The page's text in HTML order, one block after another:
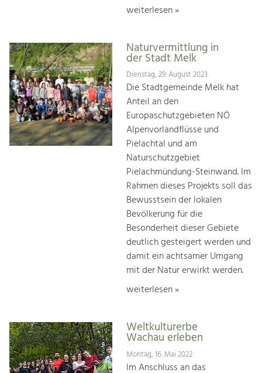
weiterlesen »
Naturvermittlung in
der Stadt Melk
Dienstag, 29. August 2023
Die Stadtgemeinde Melk hat
Anteil an den
Europaschutzgebieten NÖ
Alpenvorlandflüsse und
Pielachtal und am
Naturschutzgebiet
Pielachmündung-Steinwand. Im
Rahmen dieses Projekts soll das
Bewusstsein der lokalen
Bevölkerung für die
Besonderheit dieser Gebiete
deutlich gesteigert werden und
damit ein achtsamer Umgang
mit der Natur erwirkt werden.
weiterlesen »
Weltkulturerbe
Wachau erleben
Montag, 16. Mai 2022
Im Anschluss an das